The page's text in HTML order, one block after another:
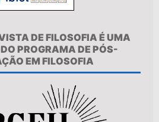
DE FILOSOFIA É UMA
PROGRAMA DE PÓS-
EM FILOSOFIA